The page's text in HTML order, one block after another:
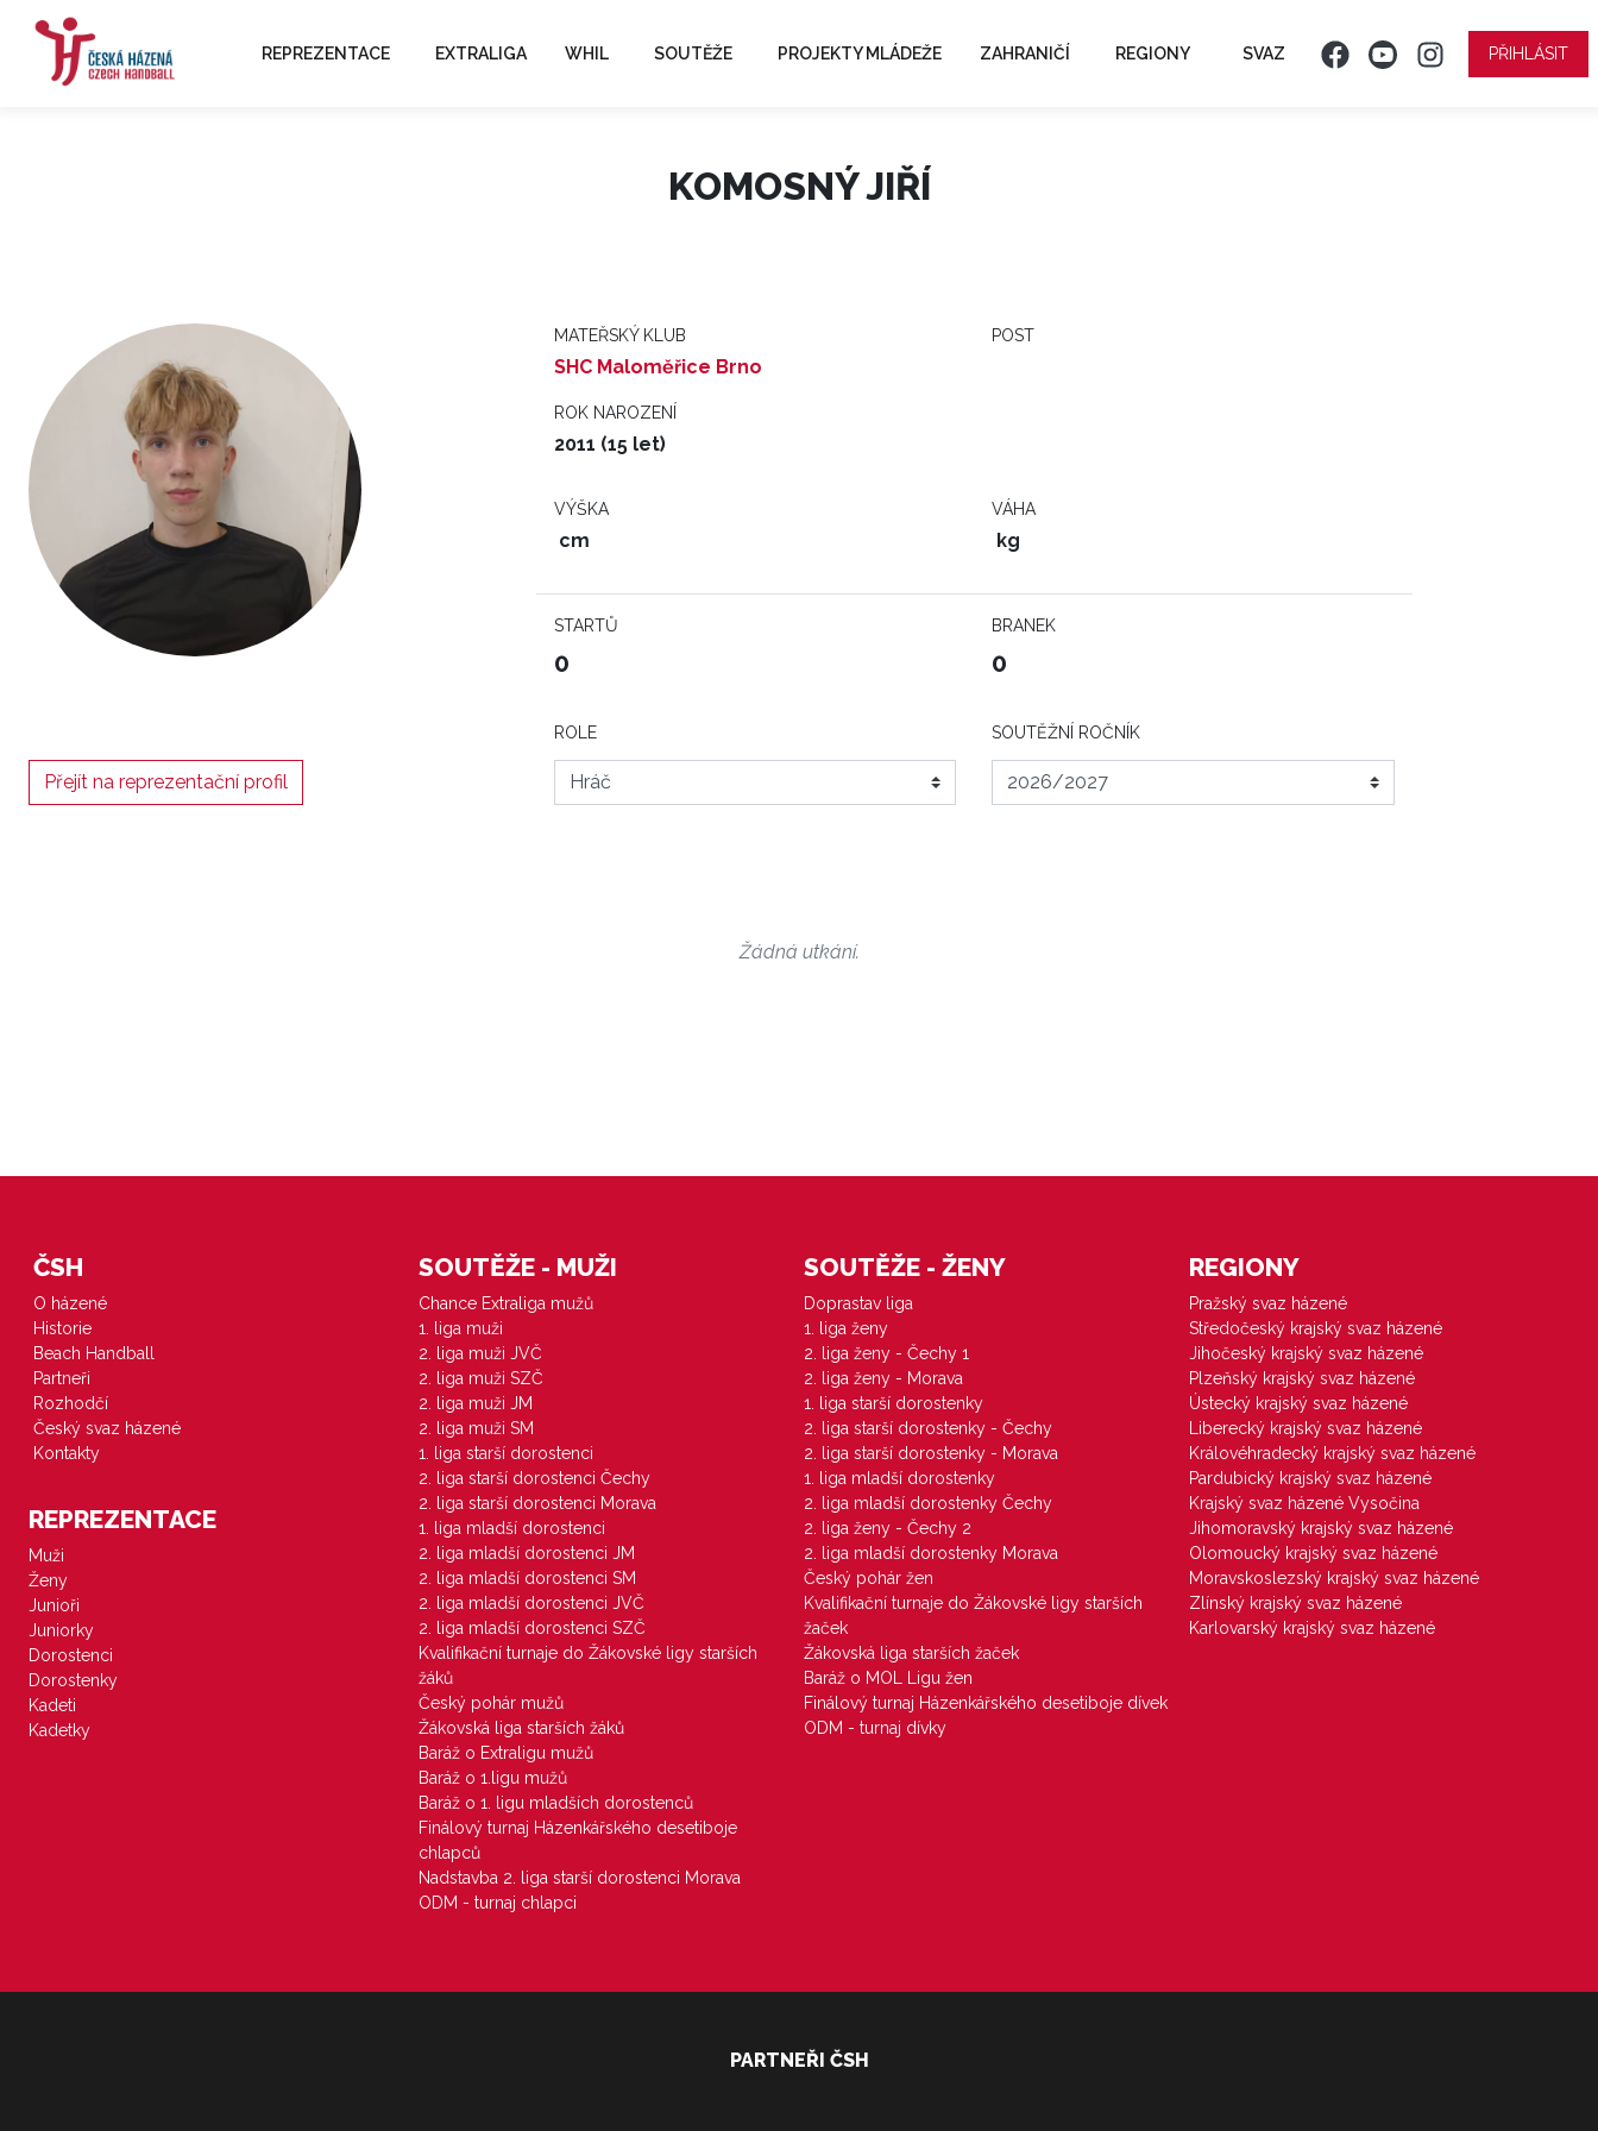
REPREZENTACE EXTRALIGA WHIL SOUTĚŽE PROJEKTY MLÁDEŽE ZAHRANIČÍ REGIONY SVAZ PŘIHLÁSIT
KOMOSNÝ JIŘÍ
MATEŘSKÝ KLUB
SHC Maloměřice Brno
POST
ROK NAROZENÍ
2011 (15 let)
VÝŠKA
cm
VÁHA
kg
STARTŮ
0
BRANEK
0
Přejít na reprezentační profil
ROLE SOUTĚŽNÍ ROČNÍK
Žádná utkání.
ČSH
O házené
Historie
Beach Handball
Partneři
Rozhodčí
Český svaz házené
Kontakty
REPREZENTACE
Muži
Ženy
Junioři
Juniorky
Dorostenci
Dorostenky
Kadeti
Kadetky
SOUTĚŽE - MUŽI
Chance Extraliga mužů
1. liga muži
2. liga muži JVČ
2. liga muži SZČ
2. liga muži JM
2. liga muži SM
1. liga starší dorostenci
2. liga starší dorostenci Čechy
2. liga starší dorostenci Morava
1. liga mladší dorostenci
2. liga mladší dorostenci JM
2. liga mladší dorostenci SM
2. liga mladší dorostenci JVČ
2. liga mladší dorostenci SZČ
Kvalifikační turnaje do Žákovské ligy starších
žáků
Český pohár mužů
Žákovská liga starších žáků
Baráž o Extraligu mužů
Baráž o 1.ligu mužů
Baráž o 1. ligu mladších dorostenců
Finálový turnaj Házenkářského desetiboje
chlapců
Nadstavba 2. liga starší dorostenci Morava
ODM - turnaj chlapci
SOUTĚŽE - ŽENY
Doprastav liga
1. liga ženy
2. liga ženy - Čechy 1
2. liga ženy - Morava
1. liga starší dorostenky
2. liga starší dorostenky - Čechy
2. liga starší dorostenky - Morava
1. liga mladší dorostenky
2. liga mladší dorostenky Čechy
2. liga ženy - Čechy 2
2. liga mladší dorostenky Morava
Český pohár žen
Kvalifikační turnaje do Žákovské ligy starších
žaček
Žákovská liga starších žaček
Baráž o MOL Ligu žen
Finálový turnaj Házenkářského desetiboje dívek
ODM - turnaj dívky
REGIONY
Pražský svaz házené
Středočeský krajský svaz házené
Jihočeský krajský svaz házené
Plzeňský krajský svaz házené
Ústecký krajský svaz házené
Liberecký krajský svaz házené
Královéhradecký krajský svaz házené
Pardubický krajský svaz házené
Krajský svaz házené Vysočina
Jihomoravský krajský svaz házené
Olomoucký krajský svaz házené
Moravskoslezský krajský svaz házené
Zlínský krajský svaz házené
Karlovarský krajský svaz házené
PARTNEŘI ČSH